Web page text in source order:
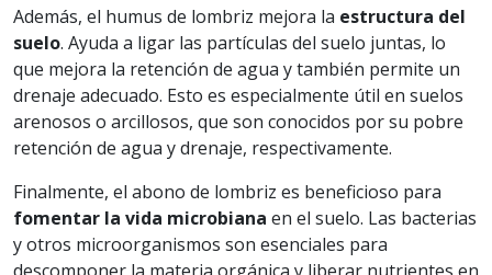
Además, el humus de lombriz mejora la estructura del
suelo. Ayuda a ligar las partículas del suelo juntas, lo
que mejora la retención de agua y también permite un
drenaje adecuado. Esto es especialmente útil en suelos
arenosos o arcillosos, que son conocidos por su pobre
retención de agua y drenaje, respectivamente.
Finalmente, el abono de lombriz es beneficioso para
fomentar la vida microbiana en el suelo. Las bacterias
y otros microorganismos son esenciales para